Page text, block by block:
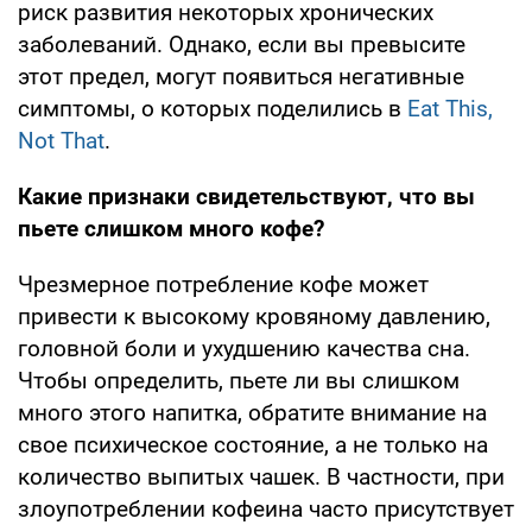
риск развития некоторых хронических
заболеваний. Однако, если вы превысите
этот предел, могут появиться негативные
симптомы, о которых поделились в Eat This,
Not That.
Какие признаки свидетельствуют, что вы
пьете слишком много кофе?
Чрезмерное потребление кофе может
привести к высокому кровяному давлению,
головной боли и ухудшению качества сна.
Чтобы определить, пьете ли вы слишком
много этого напитка, обратите внимание на
свое психическое состояние, а не только на
количество выпитых чашек. В частности, при
злоупотреблении кофеина часто присутствует